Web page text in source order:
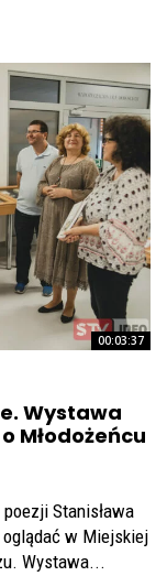
00:03:37
Wystawa
Młodożeńcu
Stanisława
oglądać w Miejskiej
Wystawa...